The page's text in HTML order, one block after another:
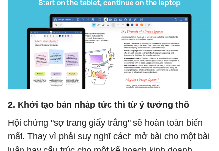
2. Khởi tạo bản nháp tức thì từ ý tưởng thô
Hội chứng "sợ trang giấy trắng" sẽ hoàn toàn biến
mất. Thay vì phải suy nghĩ cách mở bài cho một bài